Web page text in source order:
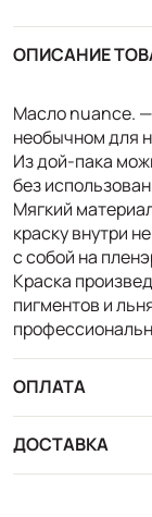
ОПИСАНИЕ
Масло nuance.
необычном для
Из дой-пака
без
Мягкий
краску внутри
с собой на
Краска
пигментов и
ОПЛАТА
ДОСТАВКА